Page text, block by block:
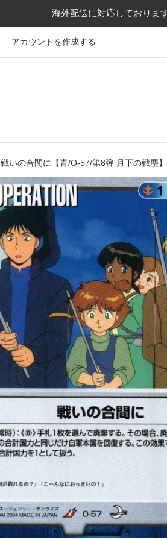
海外配送に対応しておりま
アカウントを作成する
戦いの合間に【青/O-57/第8弾 月下の戦塵】